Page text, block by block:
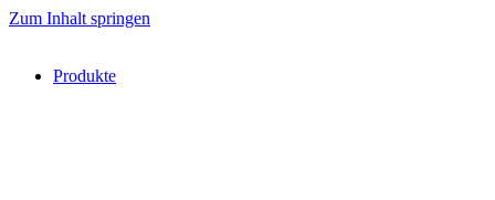
Zum Inhalt springen
Produkte